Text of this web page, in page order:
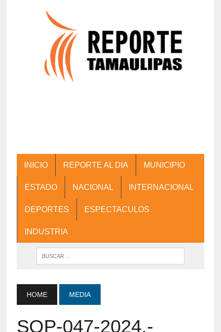
INICIO REPORTE AL DIA MUNICIPIO
ESTADO NACIONAL INTERNACIONAL
DEPORTES ESPECTACULOS
INDUSTRIA
HOME MEDIA
SOP-047-2024.-